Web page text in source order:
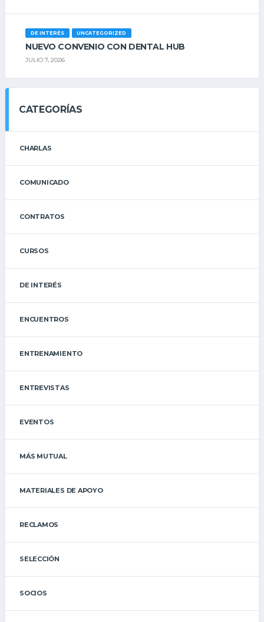
DE INTERÉS UNCATEGORIZED
NUEVO CONVENIO CON DENTAL HUB
JULIO 7, 2026
CATEGORÍAS
CHARLAS
COMUNICADO
CONTRATOS
CURSOS
DE INTERÉS
ENCUENTROS
ENTRENAMIENTO
ENTREVISTAS
EVENTOS
MÁS MUTUAL
MATERIALES DE APOYO
RECLAMOS
SELECCIÓN
SOCIOS